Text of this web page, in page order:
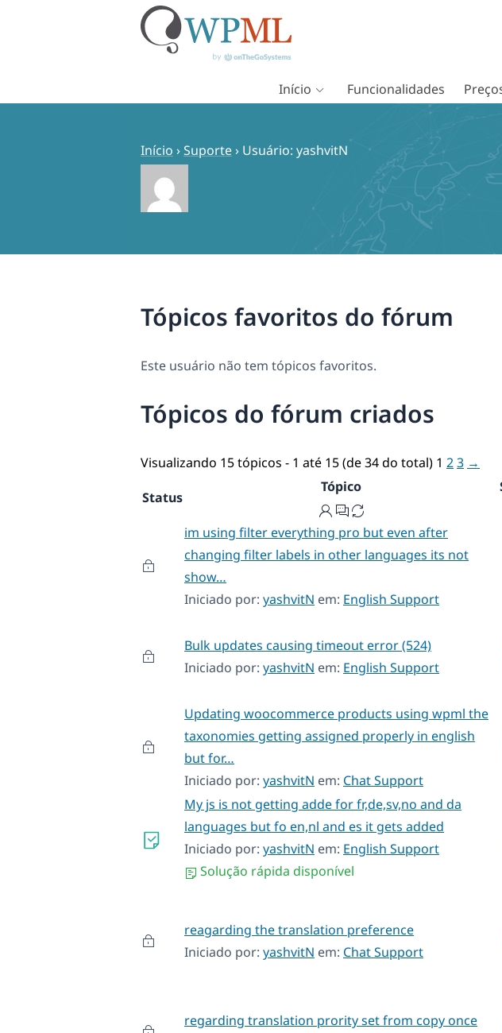
Início Funcionalidades
Início ›Suporte› Usuário: yashvitN
Tópicos favoritos do fórum
Este usuário não tem tópicos favoritos.
Tópicos do fórum criados
Visualizando 15 tópicos - 1 até 15 (de 34 do total) 1 23 →
Status
Tópico
im using filter everything pro but even after
changing filter labels in other languages its not
show…
Iniciado por: yashvitN em: English Support
Bulk updates causing timeout error (524)
Iniciado por: yashvitN em: English Support
Updating woocommerce products using wpml the
taxonomies getting assigned properly in english
but for…
Iniciado por: yashvitN em: Chat Support
My js is not getting adde for fr,de,sv,no and da
languages but fo en,nl and es it gets added
Iniciado por: yashvitN em: English Support
Solução rápida disponível
reagarding the translation preference
Iniciado por: yashvitN em: Chat Support
regarding translation prority set from copy once